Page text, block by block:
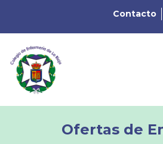
Contacto
Ofertas de